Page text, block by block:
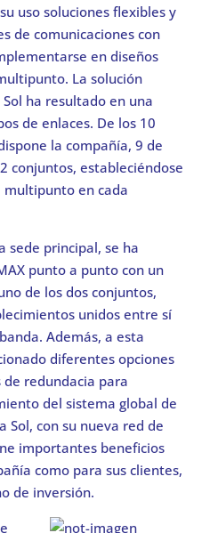
uso soluciones flexibles y
de comunicaciones con
en diseños
La solución
ha resultado en una
de enlaces. De los 10
la compañía, 9 de
conjuntos, estableciéndose
multipunto en cada
sede principal, se ha
punto a punto con un
de los dos conjuntos,
unidos entre sí
Además, a esta
diferentes opciones
redundacia para
del sistema global de
Sol, con su nueva red de
importantes beneficios
como para sus clientes,
de inversión.